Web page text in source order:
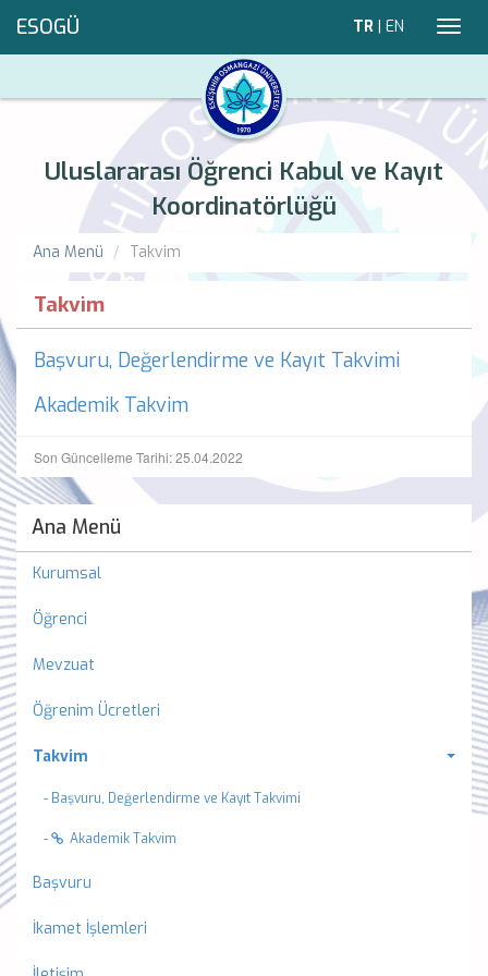
ESOGÜ TR | EN
Uluslararası Öğrenci Kabul ve Kayıt
Koordinatörlüğü
Ana Menü Takvim
Takvim
Başvuru, Değerlendirme ve Kayıt Takvimi
Akademik Takvim
Son Güncelleme Tarihi: 25.04.2022
Ana Menü
Kurumsal
Öğrenci
Mevzuat
Öğrenim Ücretleri
Takvim
- Başvuru, Değerlendirme ve Kayıt Takvimi
- Akademik Takvim
Başvuru
İkamet İşlemleri